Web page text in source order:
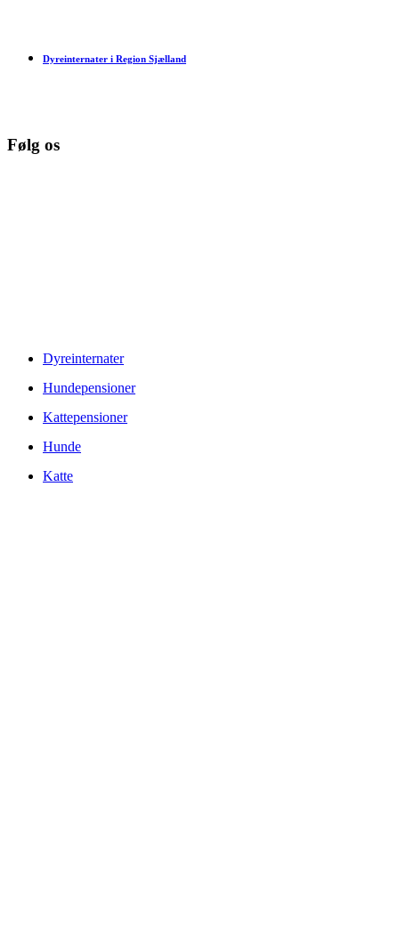
Dyreinternater i Region Sjælland
Følg os
Dyreinternater
Hundepensioner
Kattepensioner
Hunde
Katte